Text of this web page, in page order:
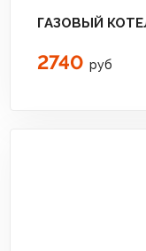
ГАЗОВЫЙ
2740 руб